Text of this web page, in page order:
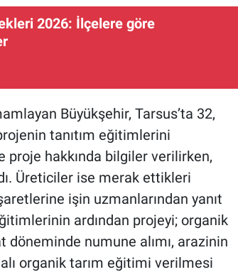
2026: İlçelere göre
Büyükşehir, Tarsus’ta 32,
tanıtım eğitimlerini
hakkında bilgiler verilirken,
Üreticiler ise merak ettikleri
işin uzmanlarından yanıt
ardından projeyi; organik
döneminde numune alımı, arazinin
organik tarım eğitimi verilmesi